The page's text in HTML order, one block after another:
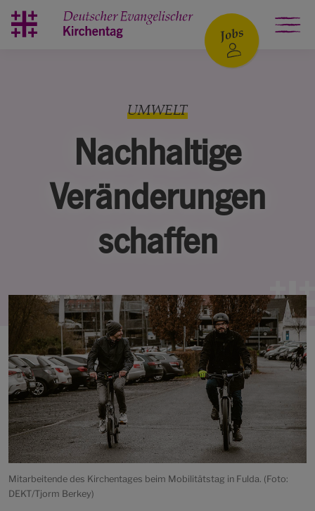
Nachhaltige
Veränderungen
schaffen
UMWELT
Mitarbeitende des Kirchentages beim Mobilitätstag in Fulda. (Foto:
DEKT/Tjorm Berkey)